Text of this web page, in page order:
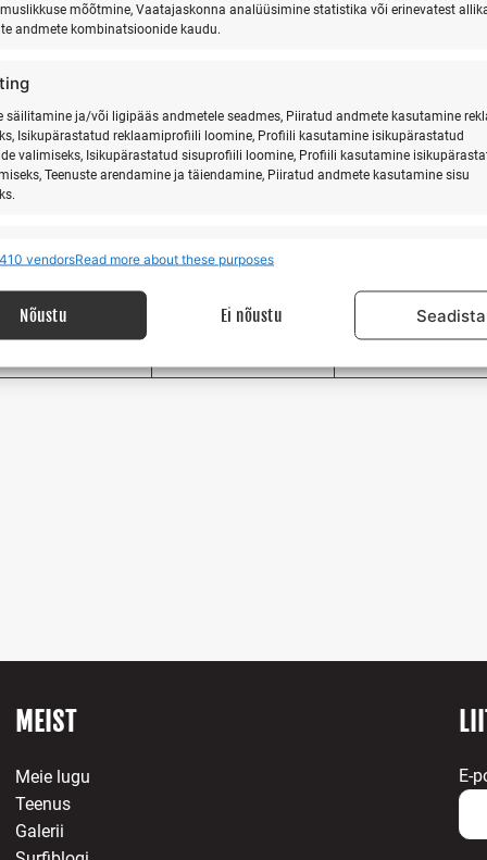
mõõtmine, Vaatajaskonna analüüsimine statistika või erinevatest
andmete kombinatsioonide kaudu.
säilitamine ja/või ligipääs andmetele seadmes, Piiratud andmete kasutamine
Isikupärastatud reklaamiprofiili loomine, Profiili kasutamine isikupärastatud
valimiseks, Isikupärastatud sisuprofiili loomine, Profiili kasutamine
Teenuste arendamine ja täiendamine, Piiratud andmete kasutamine sisu
Seadmete tuvastamine automaatselt edastatud andmete põhjal.
parandamine, Reklaami ja sisu kuvamine, Eraelu
vendorsRead more about these purposes
Nõustu Ei nõustu Seadista
0
21
events,
MEIST
Meie lugu
Teenus
Galerii
E-